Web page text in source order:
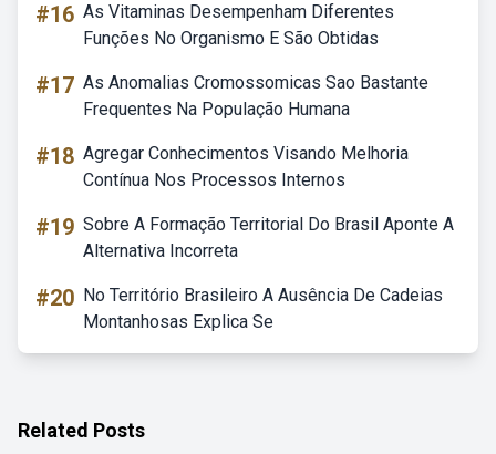
#16 As Vitaminas Desempenham Diferentes
Funções No Organismo E São Obtidas
#17 As Anomalias Cromossomicas Sao Bastante
Frequentes Na População Humana
#18 Agregar Conhecimentos Visando Melhoria
Contínua Nos Processos Internos
#19 Sobre A Formação Territorial Do Brasil Aponte A
Alternativa Incorreta
#20 No Território Brasileiro A Ausência De Cadeias
Montanhosas Explica Se
Related Posts